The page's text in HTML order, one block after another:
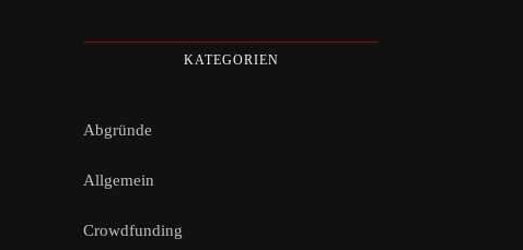
KATEGORIEN
Abgründe
Allgemein
Crowdfunding